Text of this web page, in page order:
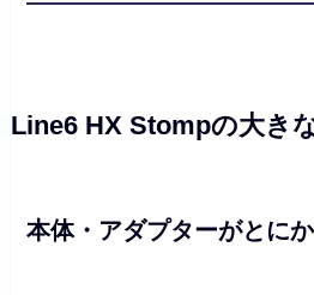
Line6 HX Stompの大き
本体・アダプターがとに